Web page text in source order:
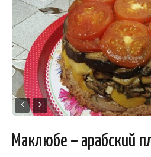
Маклюбе – арабский